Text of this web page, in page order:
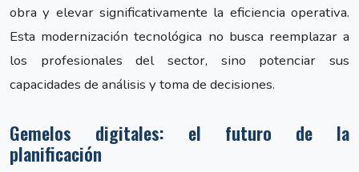
obra y elevar significativamente la eficiencia operativa.
Esta modernización tecnológica no busca reemplazar a
los profesionales del sector, sino potenciar sus
capacidades de análisis y toma de decisiones.
Gemelos digitales: el futuro de la
planificación